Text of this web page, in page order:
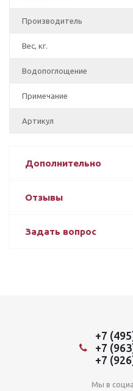
Производитель
Вес, кг.
Водопоглощение
Примечание
Артикул
Дополнительно
Отзывы
Задать вопрос
+7
+7
+7
Мы в